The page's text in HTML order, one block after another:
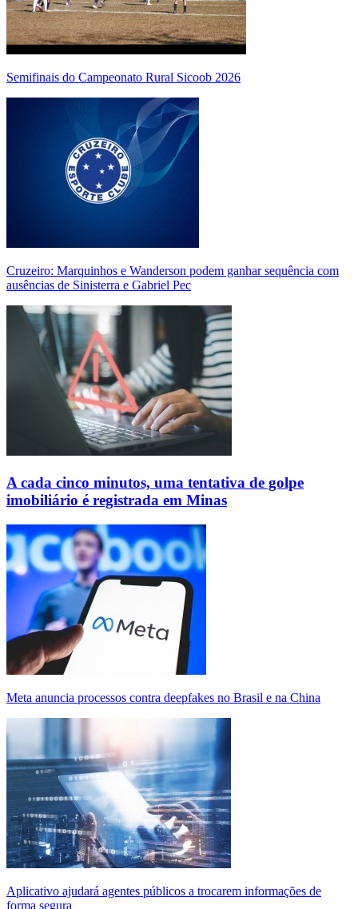
Semifinais do Campeonato Rural Sicoob 2026
Cruzeiro: Marquinhos e Wanderson podem ganhar sequência com
ausências de Sinisterra e Gabriel Pec
A cada cinco minutos, uma tentativa de golpe
imobiliário é registrada em Minas
Meta anuncia processos contra deepfakes no Brasil e na China
Aplicativo ajudará agentes públicos a trocarem informações de
forma segura